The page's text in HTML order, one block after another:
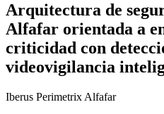
Arquitectura de
Alfafar orientada a
criticidad con
videovigilancia
Iberus Perimetrix Alfafar